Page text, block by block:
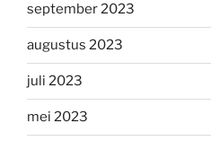
september 2023
augustus 2023
juli 2023
mei 2023